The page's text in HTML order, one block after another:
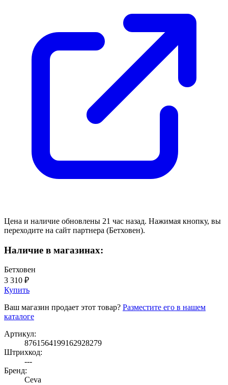
Цена и наличие обновлены 21 час назад. Нажимая кнопку, вы
переходите на сайт партнера (Бетховен).
Наличие в магазинах:
Бетховен
3 310 ₽
Купить
Ваш магазин продает этот товар? Разместите его в нашем
каталоге
Артикул:
8761564199162928279
Штрихкод:
---
Бренд:
Ceva